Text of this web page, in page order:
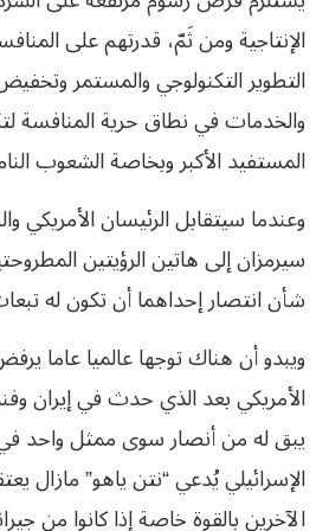
الإنتاجية ومن ثَمّ، قدرتهم على
التطوير التكنولوجي والمستمر
والخدمات في نطاق حرية المنافسة
المستفيد الأكبر وبخاصة الشعوب
وعندما سيتقابل الرئيسان الأمريكي
سيرمزان إلى هاتين الرؤيتين
شأن انتصار إحداهما أن تكون له
ويبدو أن هناك توجها عالميا عاما
الأمريكي بعد الذي حدث في إيران
يبق له من أنصار سوى ممثل واحد
الإسرائيلي يُدعي “نتن ياهو” مازال
الآخرين بالقوة خاصة إذا كانوا من